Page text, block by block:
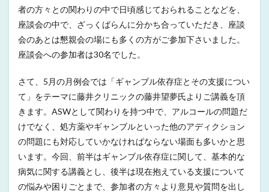
者の方々との関わりの中で日頃感じておられることなどを、
座談会の中で、ざっくばらんに分かち合っていただき、座談
会のあとは懇親会の場にも多くの方がご参加下さいました。
座談会への参加者は30名でした。
さて、5月の月例会では「ギャンブル依存症とその支援につい
て」をテーマに藤井クリニックの藤井望夢氏よりご講義を頂
きます。ASWとして関わりを持つ中で、アルコールの問題だ
けでなく、処方薬やギャンブルといった他のアディクション
の問題にも対応していかなければならない場面も多いかと思
います。今回、前半はギャンブル依存症に関して、基本的な
病気に関する講義とし、後半は現在抱えている支援について
の悩みや困りごとまで、参加者の方々より意見や質問を出し